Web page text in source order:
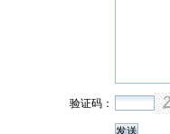
验证码：